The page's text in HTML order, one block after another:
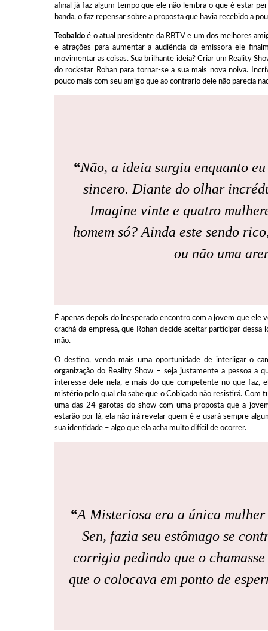
afinal já faz algum tempo que ele não lembra o que é estar
banda, o faz repensar sobre a proposta que havia recebido a
Teobaldo é o atual presidente da RBTV e um dos melhores
e atrações para aumentar a audiência da emissora ele
movimentar as coisas. Sua brilhante ideia? Criar um Reality
do rockstar Rohan para tornar-se a sua mais nova noiva.
pouco mais com seu amigo que ao contrario dele não parecia
“Não, a ideia surgiu enquanto
sincero. Diante do olhar
Imagine vinte e quatro
homem só? Ainda este sendo
ou não uma
É apenas depois do inesperado encontro com a jovem que ele
crachá da empresa, que Rohan decide aceitar participar
mão.
O destino, vendo mais uma oportunidade de interligar o
organização do Reality Show – seja justamente a pessoa a
interesse dele nela, e mais do que competente no que faz,
mistério pelo qual ela sabe que o Cobiçado não resistirá. Com
uma das 24 garotas do show com uma proposta que a
estarão por lá, ela não irá revelar quem é e usará sempre
sua identidade – algo que ela acha muito difícil de ocorrer.
“A Misteriosa era a única mulher
Sen, fazia seu estômago se
corrigia pedindo que o
que o colocava em ponto de